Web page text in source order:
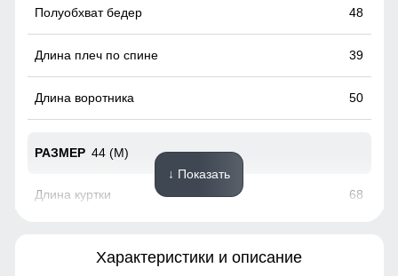
48
39
50
44 (M)
68
↓ Показать
Характеристики и описание